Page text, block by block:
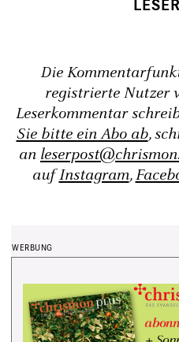
Die
registrierte Nutzer
Leserkommentar
Sie bitte ein Abo ab,
an
aufInstagram,